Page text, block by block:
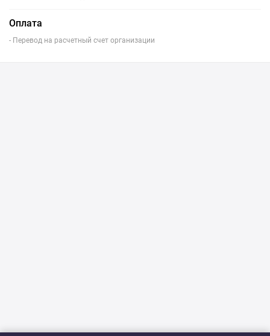
Оплата
- Перевод на расчетный счет организации